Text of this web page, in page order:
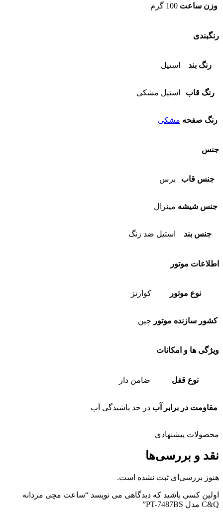
وزن ساعت 100 گرم
رنگبندی
رنگ بند استیل
رنگ قاب استیل مشکی
رنگ صفحه مشکی
جنس
جنس قاب برس
جنس شیشه مینرال
جنس بند استیل ضد زنگ
اطلاعات موتور
نوع موتور کوارتز
کشور سازنده موتور چین
ویژگی ها و امکانات
نوع قفل ضامن دار
مقاومت در برابر آب در حد پاشیدگی آب
محصولات پیشنهادی
نقد و بررسی‌ها
هنوز بررسی‌ای ثبت نشده است.
اولین کسی باشید که دیدگاهی می نویسد “ساعت مچی مردانه
C&Q مدل PT-7487BS”